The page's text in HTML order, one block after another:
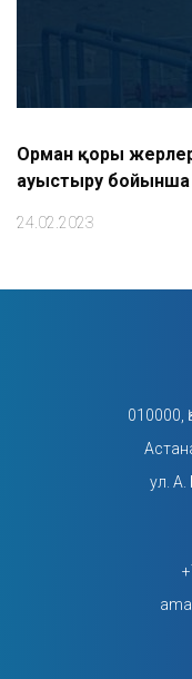
Орман қоры
ауыстыру бойынша
24.02.2023
010000,
ул. А.